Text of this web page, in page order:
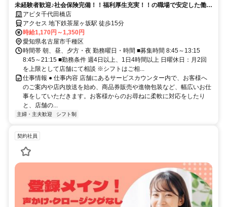
未経験者歓迎♪社会保険完備！！福利厚生充実！！の職場で安定した働き
方を★アピタ千代田橋店
アクセス 地下鉄茶屋ヶ坂駅 徒歩15分
時給1,170円～1,350円
愛知県名古屋市千種区
時間帯 朝、昼、夕方・夜 勤務曜日・時間 ■募集時間 8:45～13:15
8:45～21:15 ■勤務条件 週4日以上、1日4時間以上 日曜休日：月2回
を上限として店舗にて相談 ※シフトはご相...
仕事情報 ● 仕事内容 店舗にあるサービスカウンター内で、お客様へ
のご案内や店内放送を始め、商品券販売や進物包装など、幅広いお仕
事をしていただきます。お客様からのお尋ねに柔軟に対応をしたり
と、店舗の...
主婦・主夫歓迎 シフト制
契約社員